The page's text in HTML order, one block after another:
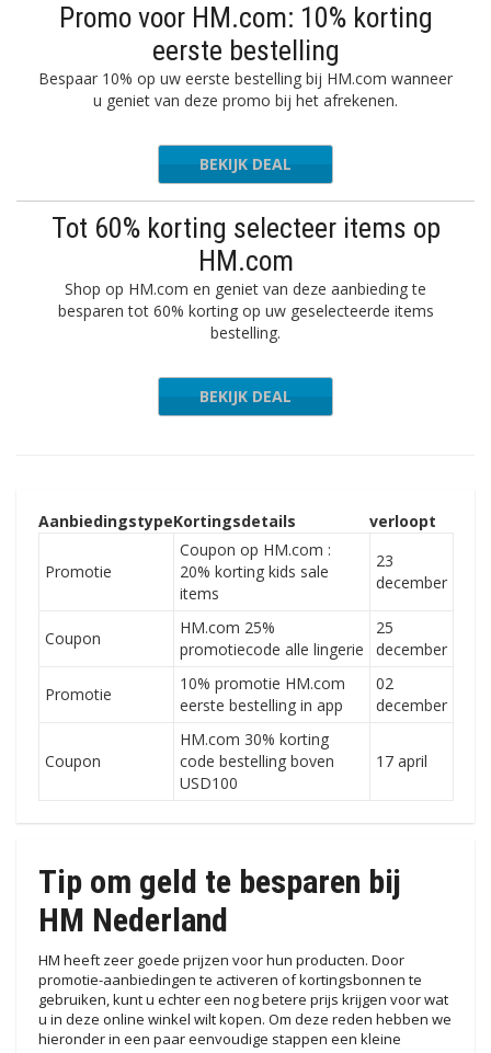
Promo voor HM.com: 10% korting
eerste bestelling
Bespaar 10% op uw eerste bestelling bij HM.com wanneer
u geniet van deze promo bij het afrekenen.
BEKIJK DEAL
Tot 60% korting selecteer items op
HM.com
Shop op HM.com en geniet van deze aanbieding te
besparen tot 60% korting op uw geselecteerde items
bestelling.
BEKIJK DEAL
AanbiedingstypeKortingsdetails verloopt
Promotie
Coupon op HM.com :
20% korting kids sale
items
23
december
Coupon
HM.com 25%
promotiecode alle lingerie
25
december
Promotie
10% promotie HM.com
eerste bestelling in app
02
december
Coupon
HM.com 30% korting
code bestelling boven
USD100
17 april
Tip om geld te besparen bij
HM Nederland
HM heeft zeer goede prijzen voor hun producten. Door
promotie-aanbiedingen te activeren of kortingsbonnen te
gebruiken, kunt u echter een nog betere prijs krijgen voor wat
u in deze online winkel wilt kopen. Om deze reden hebben we
hieronder in een paar eenvoudige stappen een kleine